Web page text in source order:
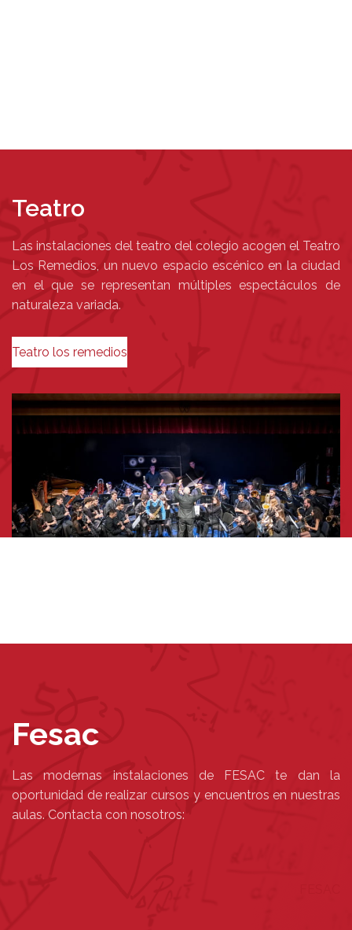
Teatro
Las instalaciones del teatro del colegio acogen el Teatro
Los Remedios, un nuevo espacio escénico en la ciudad
en el que se representan múltiples espectáculos de
naturaleza variada.
Teatro los remedios
Fesac
Las modernas instalaciones de FESAC te dan la
oportunidad de realizar cursos y encuentros en nuestras
aulas. Contacta con nosotros: